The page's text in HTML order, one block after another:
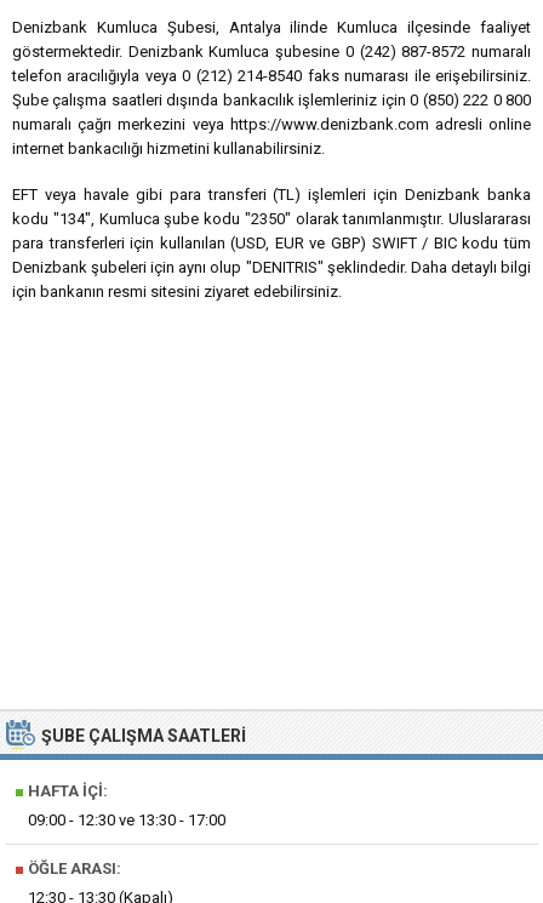
Denizbank Kumluca Şubesi, Antalya ilinde Kumluca ilçesinde faaliyet
göstermektedir. Denizbank Kumluca şubesine 0 (242) 887-8572 numaralı
telefon aracılığıyla veya 0 (212) 214-8540 faks numarası ile erişebilirsiniz.
Şube çalışma saatleri dışında bankacılık işlemleriniz için 0 (850) 222 0 800
numaralı çağrı merkezini veya https://www.denizbank.com adresli online
internet bankacılığı hizmetini kullanabilirsiniz.
EFT veya havale gibi para transferi (TL) işlemleri için Denizbank banka
kodu "134", Kumluca şube kodu "2350" olarak tanımlanmıştır. Uluslararası
para transferleri için kullanılan (USD, EUR ve GBP) SWIFT / BIC kodu tüm
Denizbank şubeleri için aynı olup "DENITRIS" şeklindedir. Daha detaylı bilgi
için bankanın resmi sitesini ziyaret edebilirsiniz.
ŞUBE ÇALIŞMA SAATLERI
■ HAFTA İÇI:
09:00 - 12:30 ve 13:30 - 17:00
■ ÖĞLE ARASI:
12:30 - 13:30 (Kapalı)